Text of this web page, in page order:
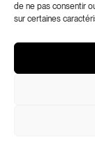
de ne pas consentir
sur certaines
LINKEDIN